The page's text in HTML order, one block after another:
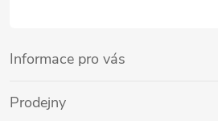
Informace pro vás
Prodejny